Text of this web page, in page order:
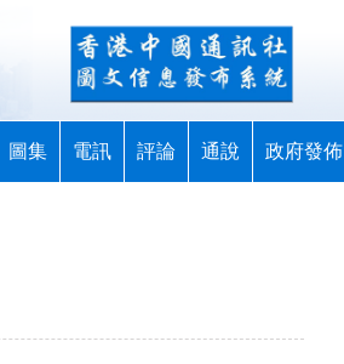
圖集 電訊 評論 通說 政府發佈